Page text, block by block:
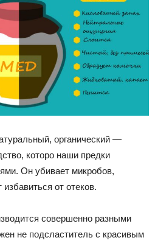
органический —
которо наши предки
Он убивает микробов,
от отеков.
совершенно разными
не подсластитель с красивым